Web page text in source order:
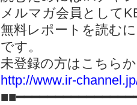
メルマガ会員として
無料レポートを読む
です。
未登録の方はこちら
http://www.ir-